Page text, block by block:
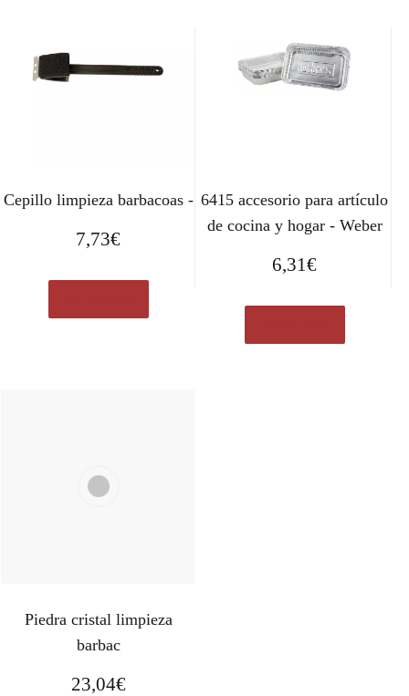
Cepillo limpieza barbacoas -
7,73€
6415 accesorio para artículo
de cocina y hogar - Weber
6,31€
Piedra cristal limpieza
barbac
23,04€